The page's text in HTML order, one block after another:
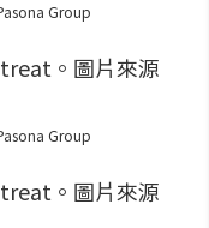
Group
Group